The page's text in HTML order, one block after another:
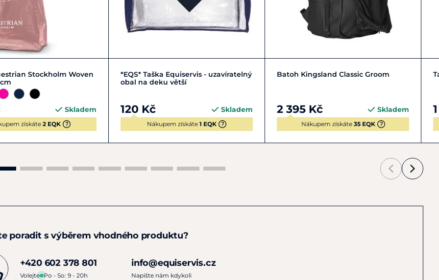
Zobrazit detail
Stockholm Woven
Skladem
získáte 2 EQK
Do košíku
*EQS* Taška Equiservis - uzavíratelný
obal na deku větší
120 Kč Skladem
Nákupem získáte 1 EQK
Zobrazit detail
Batoh Kingsland Classic Groom
2 395 Kč Skladem
Nákupem získáte 35 EQK
poradit s výběrem vhodného produktu?
+420 602 378 801
Volejte Po - So: 9 - 20h
info@equiservis.cz
Napište nám kdykoli